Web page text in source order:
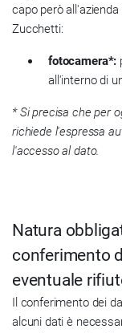
capo però
Zucchetti:
fotocamera*:
all'interno di
* Si precisa che per
richiede l'espressa
l'accesso al dato.
Natura
conferimento
eventuale
Il conferimento dei
alcuni dati è